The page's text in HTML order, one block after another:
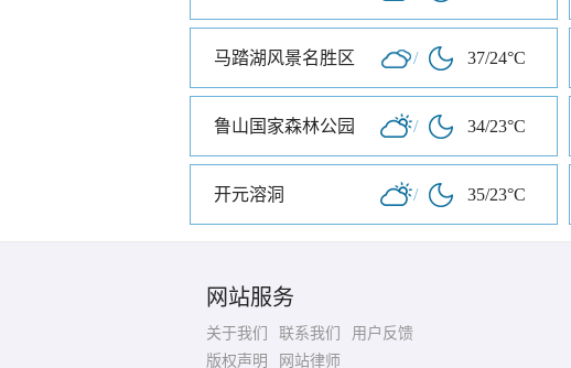
马踏湖风景名胜区 / 37/24°C
鲁山国家森林公园 / 34/23°C
开元溶洞 / 35/23°C
网站服务
关于我们 联系我们
用户反馈
版权声明
网站律师